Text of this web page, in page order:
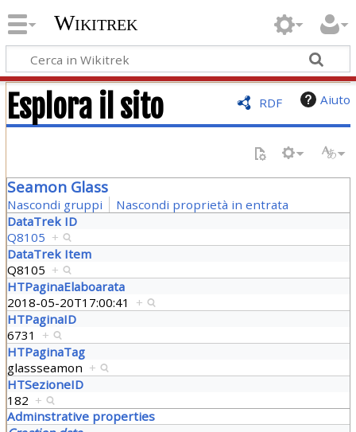
Wikitrek
RDF Aiuto
Esplora il sito
Seamon Glass
Nascondi gruppi
Nascondi proprietà in entrata
DataTrek ID
Q8105 +
DataTrek Item
Q8105 +
HTPaginaElaboarata
2018-05-20T17:00:41 +
HTPaginaID
6731 +
HTPaginaTag
glassseamon +
HTSezioneID
182 +
Adminstrative properties